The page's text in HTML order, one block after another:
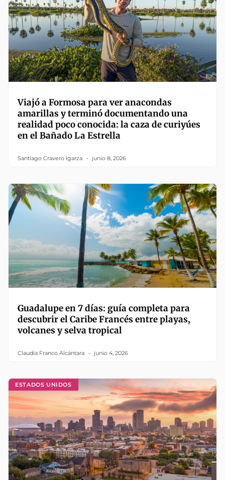
Viajó a Formosa para ver anacondas
amarillas y terminó documentando una
realidad poco conocida: la caza de curiyúes
en el Bañado La Estrella
Santiago Cravero Igarza junio 8, 2026
Guadalupe en 7 días: guía completa para
descubrir el Caribe Francés entre playas,
volcanes y selva tropical
Claudia Franco Alcántara junio 4, 2026
ESTADOS UNIDOS